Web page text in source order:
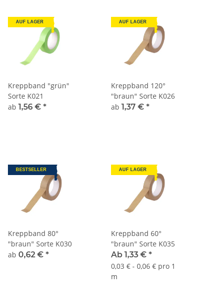
AUF LAGER
Kreppband "grün"
Sorte K021
ab 1,56 € *
AUF LAGER
Kreppband 120°
"braun" Sorte K026
ab 1,37 € *
BESTSELLER
Kreppband 80°
"braun" Sorte K030
ab 0,62 € *
AUF LAGER
Kreppband 60°
"braun" Sorte K035
Ab 1,33 € *
0,03 € - 0,06 € pro 1
m